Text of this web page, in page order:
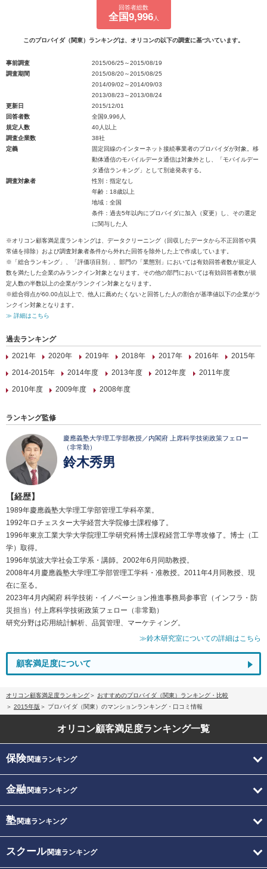
回答者総数
全国9,996人
このプロバイダ（関東）ランキングは、オリコンの以下の調査に基づいています。
事前調査
2015/06/25～2015/08/19
調査期間
2015/08/20～2015/08/25
2014/09/02～2014/09/03
2013/08/23～2013/08/24
更新日
2015/12/01
回答者数
全国9,996人
規定人数
40人以上
調査企業数
38社
定義
固定回線のインターネット接続事業者のプロバイダが対象。移
動体通信のモバイルデータ通信は対象外とし、「モバイルデー
タ通信ランキング」として別途発表する。
調査対象者
性別：指定なし
年齢：18歳以上
地域：全国
条件：過去5年以内にプロバイダに加入（変更）し、その選定
に関与した人
※オリコン顧客満足度ランキングは、データクリーニング（回収したデータから不正回答や異
常値を排除）および調査対象者条件から外れた回答を除外した上で作成しています。
※「総合ランキング」、「評価項目別」、部門の「業態別」においては有効回答者数が規定人
数を満たした企業のみランクイン対象となります。その他の部門においては有効回答者数が規
定人数の半数以上の企業がランクイン対象となります。
※総合得点が60.00点以上で、他人に薦めたくないと回答した人の割合が基準値以下の企業がラ
ンクイン対象となります。
≫ 詳細はこちら
過去ランキング
2021年
2020年 2019年 2018年 2017年 2016年
2015年
2014-2015年
2014年度 2013年度 2012年度
2011年度
2010年度
2009年度 2008年度
ランキング監修
慶應義塾大学理工学部教授／内閣府 上席科学技術政策フェロー
（非常勤）
鈴木秀男
【経歴】
1989年慶應義塾大学理工学部管理工学科卒業。
1992年ロチェスター大学経営大学院修士課程修了。
1996年東京工業大学大学院理工学研究科博士課程経営工学専攻修了。博士（工
学）取得。
1996年筑波大学社会工学系・講師。2002年6月同助教授。
2008年4月慶應義塾大学理工学部管理工学科・准教授。2011年4月同教授、現
在に至る。
2023年4月内閣府 科学技術・イノベーション推進事務局参事官（インフラ・防
災担当）付上席科学技術政策フェロー（非常勤）
研究分野は応用統計解析、品質管理、マーケティング。
≫鈴木研究室についての詳細はこちら
顧客満足度について
オリコン顧客満足度ランキング
おすすめのプロバイダ（関東）ランキング・比較
2015年版
プロバイダ（関東）のマンションランキング・口コミ情報
オリコン顧客満足度ランキング一覧
保険関連ランキング
金融関連ランキング
塾関連ランキング
スクール関連ランキング